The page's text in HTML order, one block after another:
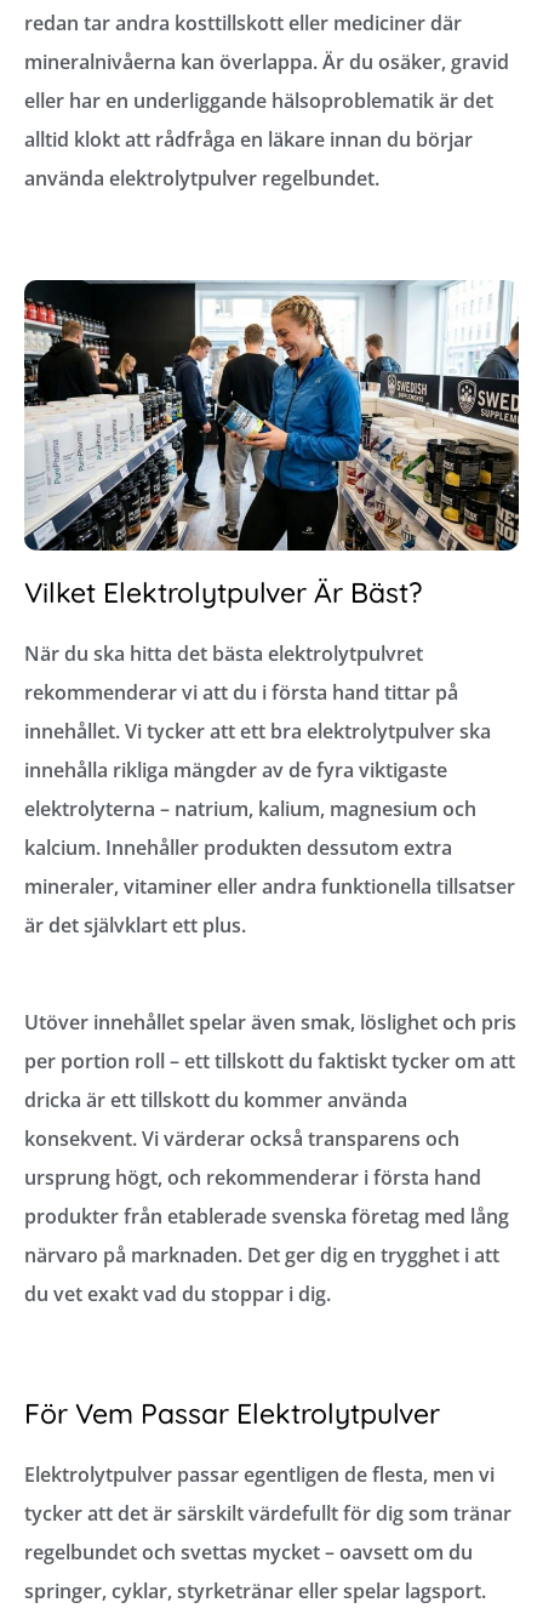
redan tar andra kosttillskott eller mediciner där
mineralnivåerna kan överlappa. Är du osäker, gravid
eller har en underliggande hälsoproblematik är det
alltid klokt att rådfråga en läkare innan du börjar
använda elektrolytpulver regelbundet.
Vilket Elektrolytpulver Är Bäst?
När du ska hitta det bästa elektrolytpulvret
rekommenderar vi att du i första hand tittar på
innehållet. Vi tycker att ett bra elektrolytpulver ska
innehålla rikliga mängder av de fyra viktigaste
elektrolyterna – natrium, kalium, magnesium och
kalcium. Innehåller produkten dessutom extra
mineraler, vitaminer eller andra funktionella tillsatser
är det självklart ett plus.
Utöver innehållet spelar även smak, löslighet och pris
per portion roll – ett tillskott du faktiskt tycker om att
dricka är ett tillskott du kommer använda
konsekvent. Vi värderar också transparens och
ursprung högt, och rekommenderar i första hand
produkter från etablerade svenska företag med lång
närvaro på marknaden. Det ger dig en trygghet i att
du vet exakt vad du stoppar i dig.
För Vem Passar Elektrolytpulver
Elektrolytpulver passar egentligen de flesta, men vi
tycker att det är särskilt värdefullt för dig som tränar
regelbundet och svettas mycket – oavsett om du
springer, cyklar, styrketränar eller spelar lagsport.